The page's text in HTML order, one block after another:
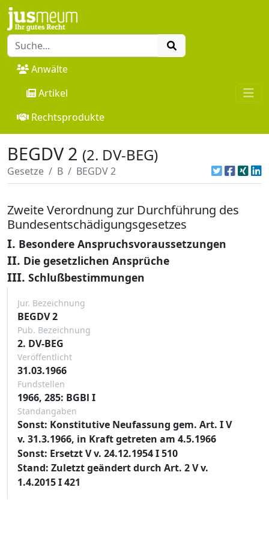
Anwälte
Artikel
Rechtsprodukte
BEGDV 2 (2. DV-BEG)
Gesetze B BEGDV 2
Zweite Verordnung zur Durchführung des
Bundesentschädigungsgesetzes
I. Besondere Anspruchsvoraussetzungen
II. Die gesetzlichen Ansprüche
III. Schlußbestimmungen
Jur. Bezeichnung
BEGDV 2
Pub. Bezeichnung
2. DV-BEG
Veröffentlicht
31.03.1966
Fundstellen
1966, 285: BGBl I
Standangaben
Sonst: Konstitutive Neufassung gem. Art. I V
v. 31.3.1966, in Kraft getreten am 4.5.1966
Sonst: Ersetzt V v. 24.12.1954 I 510
Stand: Zuletzt geändert durch Art. 2 V v.
1.4.2015 I 421